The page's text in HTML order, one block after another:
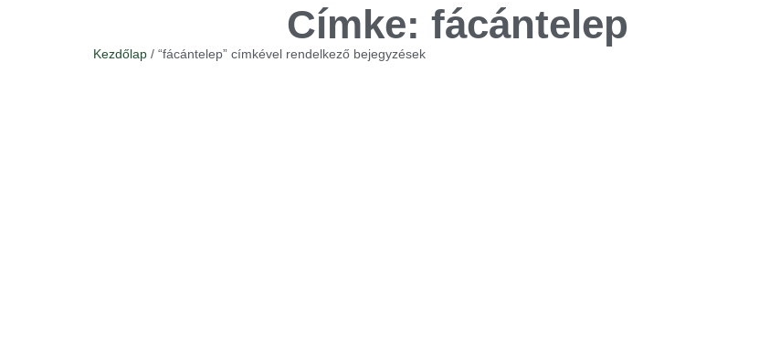
Címke: fácántelep
Kezdőlap / “fácántelep” címkével rendelkező bejegyzések